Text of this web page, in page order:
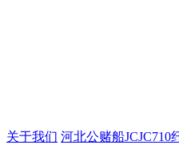
关于我们 河北公赌船JCJC710